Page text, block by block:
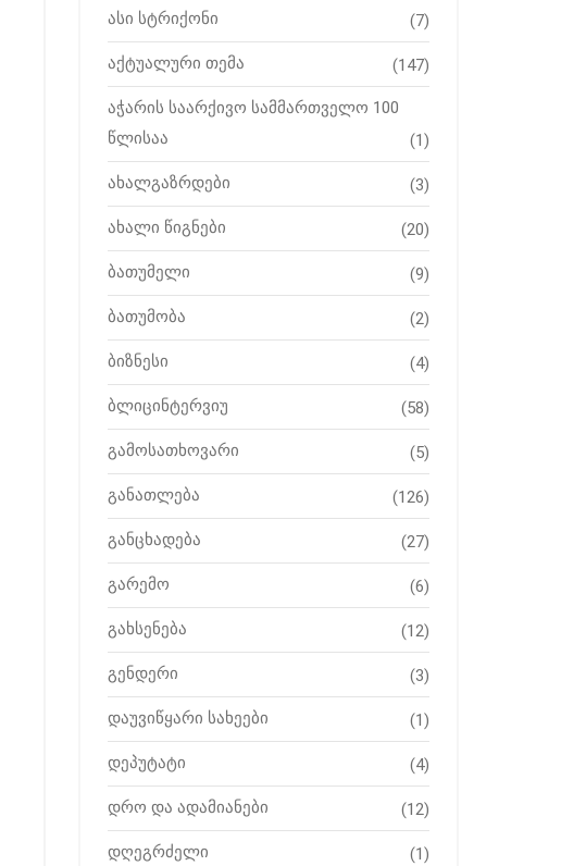
ასი სტრიქონი (7)
აქტუალური თემა (147)
აჭარის საარქივო სამმართველო 100
წლისაა
(1)
ახალგაზრდები (3)
ახალი წიგნები (20)
ბათუმელი (9)
ბათუმობა (2)
ბიზნესი (4)
ბლიცინტერვიუ (58)
გამოსათხოვარი (5)
განათლება (126)
განცხადება (27)
გარემო (6)
გახსენება (12)
გენდერი (3)
დაუვიწყარი სახეები (1)
დეპუტატი (4)
დრო და ადამიანები (12)
დღეგრძელი (1)